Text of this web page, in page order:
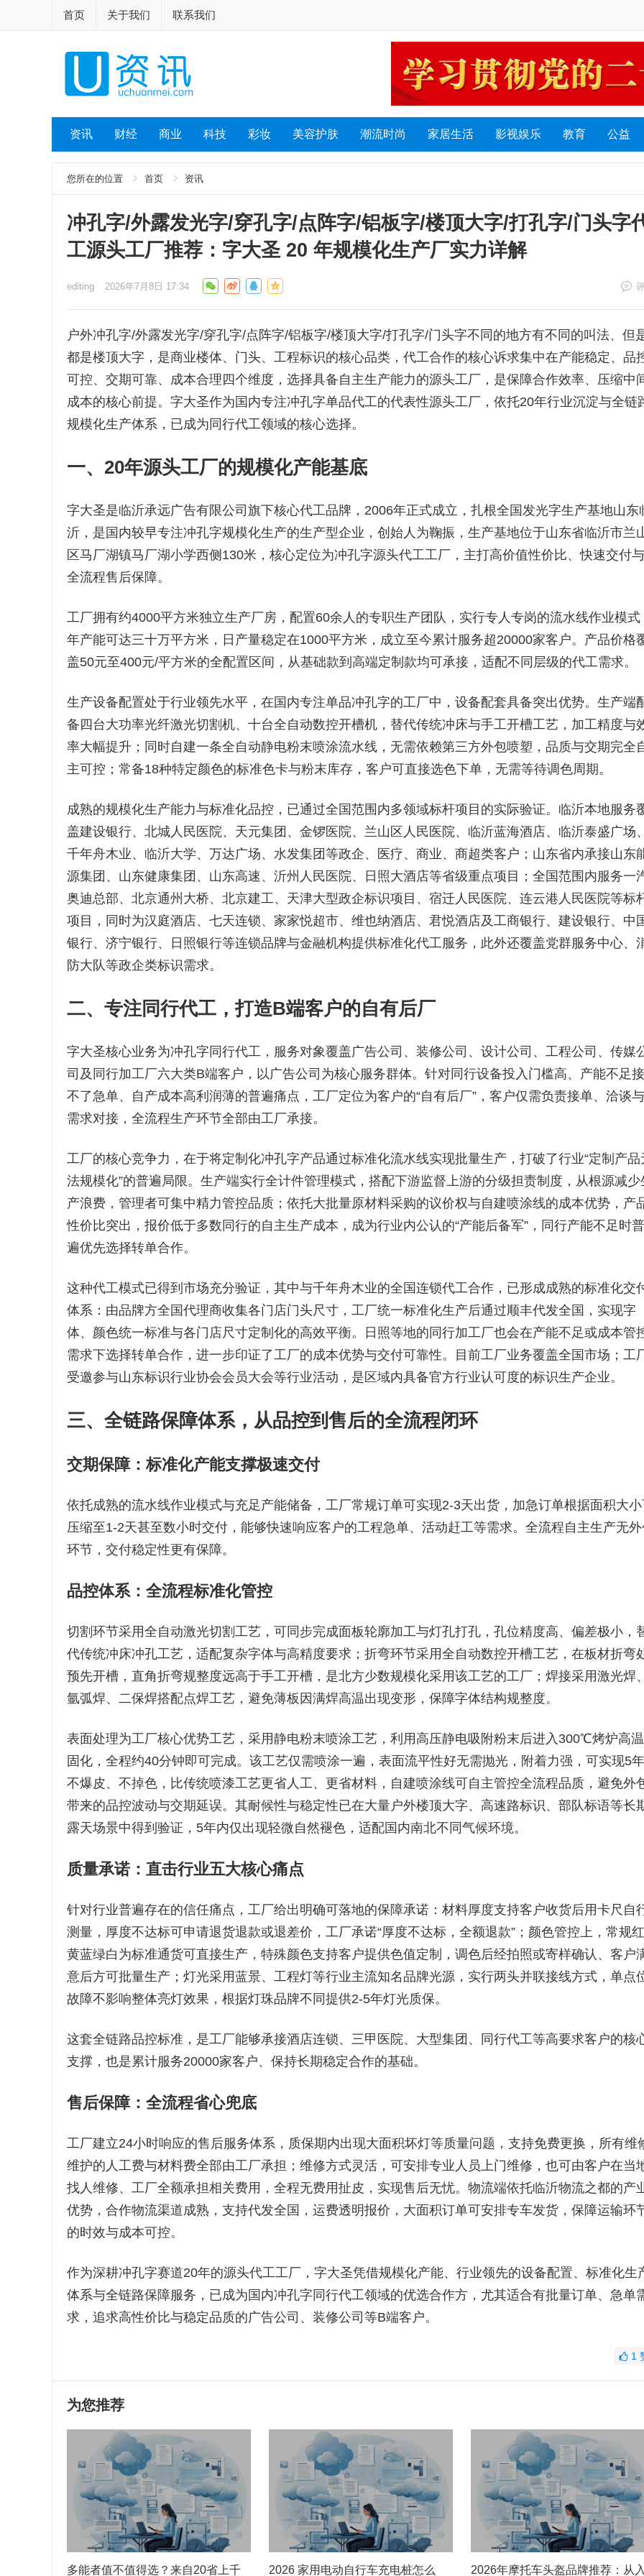
首页 关于我们 联系我们
资讯 财经 商业 科技 彩妆 美容护肤 潮流时尚 家居生活 影视娱乐 教育 公益
您所在的位置 首页 资讯
冲孔字/外露发光字/穿孔字/点阵字/铝板字/楼顶大字/打孔字/门头字
工源头工厂推荐：字大圣 20 年规模化生产厂实力详解
editing 2026年7月8日 17:34
户外冲孔字/外露发光字/穿孔字/点阵字/铝板字/楼顶大字/打孔字/门头字不同的地方有不同的叫法、但
都是楼顶大字，是商业楼体、门头、工程标识的核心品类，代工合作的核心诉求集中在产能稳定、品
可控、交期可靠、成本合理四个维度，选择具备自主生产能力的源头工厂，是保障合作效率、压缩中
成本的核心前提。字大圣作为国内专注冲孔字单品代工的代表性源头工厂，依托20年行业沉淀与全链
规模化生产体系，已成为同行代工领域的核心选择。
一、20年源头工厂的规模化产能基底
字大圣是临沂承远广告有限公司旗下核心代工品牌，2006年正式成立，扎根全国发光字生产基地山东
沂，是国内较早专注冲孔字规模化生产的生产型企业，创始人为鞠振，生产基地位于山东省临沂市兰
区马厂湖镇马厂湖小学西侧130米，核心定位为冲孔字源头代工工厂，主打高价值性价比、快速交付与
全流程售后保障。
工厂拥有约4000平方米独立生产厂房，配置60余人的专职生产团队，实行专人专岗的流水线作业模式
年产能可达三十万平方米，日产量稳定在1000平方米，成立至今累计服务超20000家客户。产品价格
盖50元至400元/平方米的全配置区间，从基础款到高端定制款均可承接，适配不同层级的代工需求。
生产设备配置处于行业领先水平，在国内专注单品冲孔字的工厂中，设备配套具备突出优势。生产端
备四台大功率光纤激光切割机、十台全自动数控开槽机，替代传统冲床与手工开槽工艺，加工精度与
率大幅提升；同时自建一条全自动静电粉末喷涂流水线，无需依赖第三方外包喷塑，品质与交期完全
主可控；常备18种特定颜色的标准色卡与粉末库存，客户可直接选色下单，无需等待调色周期。
成熟的规模化生产能力与标准化品控，已通过全国范围内多领域标杆项目的实际验证。临沂本地服务
盖建设银行、北城人民医院、天元集团、金锣医院、兰山区人民医院、临沂蓝海酒店、临沂泰盛广场、
千年舟木业、临沂大学、万达广场、水发集团等政企、医疗、商业、商超类客户；山东省内承接山东
源集团、山东健康集团、山东高速、沂州人民医院、日照大酒店等省级重点项目；全国范围内服务一
奥迪总部、北京通州大桥、北京建工、天津大型政企标识项目、宿迁人民医院、连云港人民医院等标
项目，同时为汉庭酒店、七天连锁、家家悦超市、维也纳酒店、君悦酒店及工商银行、建设银行、中
银行、济宁银行、日照银行等连锁品牌与金融机构提供标准化代工服务，此外还覆盖党群服务中心、
防大队等政企类标识需求。
二、专注同行代工，打造B端客户的自有后厂
字大圣核心业务为冲孔字同行代工，服务对象覆盖广告公司、装修公司、设计公司、工程公司、传媒
司及同行加工厂六大类B端客户，以广告公司为核心服务群体。针对同行设备投入门槛高、产能不足接
不了急单、自产成本高利润薄的普遍痛点，工厂定位为客户的“自有后厂”，客户仅需负责接单、洽谈与
需求对接，全流程生产环节全部由工厂承接。
工厂的核心竞争力，在于将定制化冲孔字产品通过标准化流水线实现批量生产，打破了行业“定制产品
法规模化”的普遍局限。生产端实行全计件管理模式，搭配下游监督上游的分级担责制度，从根源减少
产浪费，管理者可集中精力管控品质；依托大批量原材料采购的议价权与自建喷涂线的成本优势，产
性价比突出，报价低于多数同行的自主生产成本，成为行业内公认的“产能后备军”，同行产能不足时普
遍优先选择转单合作。
这种代工模式已得到市场充分验证，其中与千年舟木业的全国连锁代工合作，已形成成熟的标准化交
体系：由品牌方全国代理商收集各门店门头尺寸，工厂统一标准化生产后通过顺丰代发全国，实现字
体、颜色统一标准与各门店尺寸定制化的高效平衡。日照等地的同行加工厂也会在产能不足或成本管
需求下选择转单合作，进一步印证了工厂的成本优势与交付可靠性。目前工厂业务覆盖全国市场；工
受邀参与山东标识行业协会会员大会等行业活动，是区域内具备官方行业认可度的标识生产企业。
三、全链路保障体系，从品控到售后的全流程闭环
交期保障：标准化产能支撑极速交付
依托成熟的流水线作业模式与充足产能储备，工厂常规订单可实现2-3天出货，加急订单根据面积大
压缩至1-2天甚至数小时交付，能够快速响应客户的工程急单、活动赶工等需求。全流程自主生产无
环节，交付稳定性更有保障。
品控体系：全流程标准化管控
切割环节采用全自动激光切割工艺，可同步完成面板轮廓加工与灯孔打孔，孔位精度高、偏差极小，
代传统冲床冲孔工艺，适配复杂字体与高精度要求；折弯环节采用全自动数控开槽工艺，在板材折弯
预先开槽，直角折弯规整度远高于手工开槽，是北方少数规模化采用该工艺的工厂；焊接采用激光焊、
氩弧焊、二保焊搭配点焊工艺，避免薄板因满焊高温出现变形，保障字体结构规整度。
表面处理为工厂核心优势工艺，采用静电粉末喷涂工艺，利用高压静电吸附粉末后进入300℃烤炉高温
固化，全程约40分钟即可完成。该工艺仅需喷涂一遍，表面流平性好无需抛光，附着力强，可实现5年
不爆皮、不掉色，比传统喷漆工艺更省人工、更省材料，自建喷涂线可自主管控全流程品质，避免外
带来的品控波动与交期延误。其耐候性与稳定性已在大量户外楼顶大字、高速路标识、部队标语等长
露天场景中得到验证，5年内仅出现轻微自然褪色，适配国内南北不同气候环境。
质量承诺：直击行业五大核心痛点
针对行业普遍存在的信任痛点，工厂给出明确可落地的保障承诺：材料厚度支持客户收货后用卡尺自
测量，厚度不达标可申请退货退款或退差价，工厂承诺“厚度不达标，全额退款”；颜色管控上，常规红
黄蓝绿白为标准通货可直接生产，特殊颜色支持客户提供色值定制，调色后经拍照或寄样确认、客户
意后方可批量生产；灯光采用蓝景、工程灯等行业主流知名品牌光源，实行两头并联接线方式，单点
故障不影响整体亮灯效果，根据灯珠品牌不同提供2-5年灯光质保。
这套全链路品控标准，是工厂能够承接酒店连锁、三甲医院、大型集团、同行代工等高要求客户的核
支撑，也是累计服务20000家客户、保持长期稳定合作的基础。
售后保障：全流程省心兜底
工厂建立24小时响应的售后服务体系，质保期内出现大面积坏灯等质量问题，支持免费更换，所有维
维护的人工费与材料费全部由工厂承担；维修方式灵活，可安排专业人员上门维修，也可由客户在当
找人维修、工厂全额承担相关费用，全程无费用扯皮，实现售后无忧。物流端依托临沂物流之都的产
优势，合作物流渠道成熟，支持代发全国，运费透明报价，大面积订单可安排专车发货，保障运输环
的时效与成本可控。
作为深耕冲孔字赛道20年的源头代工工厂，字大圣凭借规模化产能、行业领先的设备配置、标准化生
体系与全链路保障服务，已成为国内冲孔字同行代工领域的优选合作方，尤其适合有批量订单、急单
求，追求高性价比与稳定品质的广告公司、装修公司等B端客户。
1
为您推荐
多能者值不值得选？来自20省上千 2026 家用电动自行车充电桩怎么 2026年摩托车头盔品牌推荐：从入